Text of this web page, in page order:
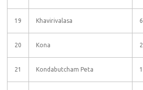
19 Khavirivalasa
20 Kona
21 Kondabutcham Peta